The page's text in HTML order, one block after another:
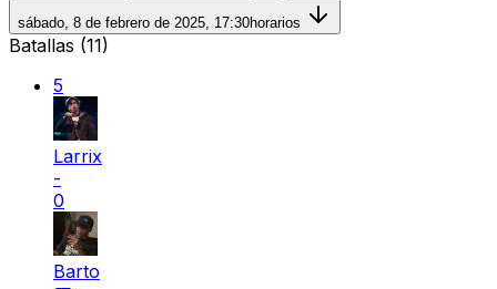
sábado, 8 de febrero de 2025, 17:30horarios
Batallas (11)
5
Larrix
-
0
Barto